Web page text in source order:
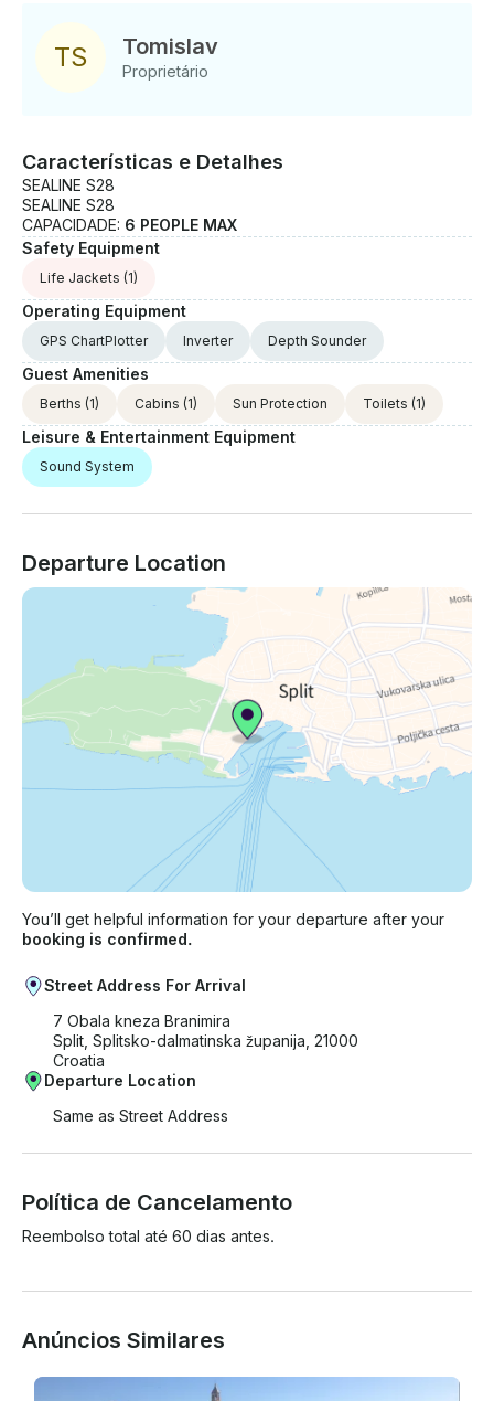
TS Tomislav
Proprietário
Características e Detalhes
SEALINE S28
SEALINE S28
CAPACIDADE: 6 PEOPLE MAX
Safety Equipment
Life Jackets (1)
Operating Equipment
GPS ChartPlotter Inverter Depth Sounder
Guest Amenities
Berths (1) Cabins (1) Sun Protection Toilets (1)
Leisure & Entertainment Equipment
Sound System
Departure Location
You’ll get helpful information for your departure after your
booking is confirmed.
Street Address For Arrival
7 Obala kneza Branimira
Split, Splitsko-dalmatinska županija, 21000
Croatia
Departure Location
Same as Street Address
Política de Cancelamento
Reembolso total até 60 dias antes.
Anúncios Similares